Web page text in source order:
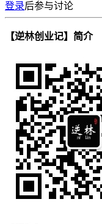
登录后参与讨论
【逆林创业记】简介